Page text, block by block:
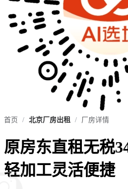
首页 / 北京厂房出租 / 厂房详情
原房东直租无税
轻加工灵活便捷